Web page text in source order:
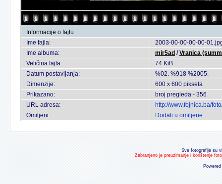
Informacije o fajlu
Ime fajla:
2003-00-00-00-00-
Ime albuma:
mir5ad /Vranica
Veličina fajla:
74 KiB
Datum postavljanja:
%02. %918 %2005.
Dimenzije:
600 x 600 piksela
Prikazano:
broj pregleda - 356
URL adresa:
http://www.fojnica.ba/
Omiljeni:
Dodati u omiljene
Sve fotografije su
Zabranjeno je preuzimanje i korištenje